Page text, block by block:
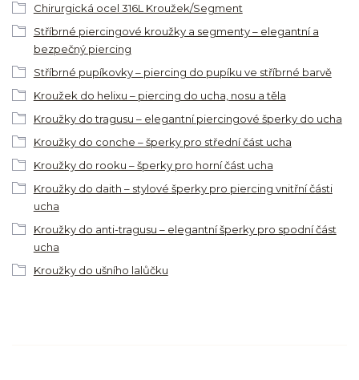
Chirurgická ocel 316L Kroužek/Segment
Stříbrné piercingové kroužky a segmenty – elegantní a
bezpečný piercing
Stříbrné pupíkovky – piercing do pupíku ve stříbrné barvě
Kroužek do helixu – piercing do ucha, nosu a těla
Kroužky do tragusu – elegantní piercingové šperky do ucha
Kroužky do conche – šperky pro střední část ucha
Kroužky do rooku – šperky pro horní část ucha
Kroužky do daith – stylové šperky pro piercing vnitřní části
ucha
Kroužky do anti-tragusu – elegantní šperky pro spodní část
ucha
Kroužky do ušního lalůčku